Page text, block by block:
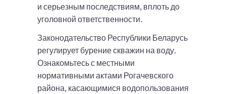
и серьезным последствиям, вплоть до
уголовной ответственности.
Законодательство Республики Беларусь
регулирует бурение скважин на воду.
Ознакомьтесь с местными
нормативными актами Рогачевского
района, касающимися водопользования